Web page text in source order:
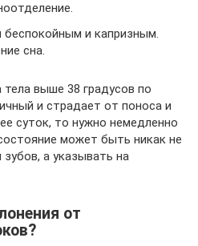
беспокойным и капризным.
сна.
тела выше 38 градусов по
и страдает от поноса и
суток, то нужно немедленно
может быть никак не
а указывать на
от